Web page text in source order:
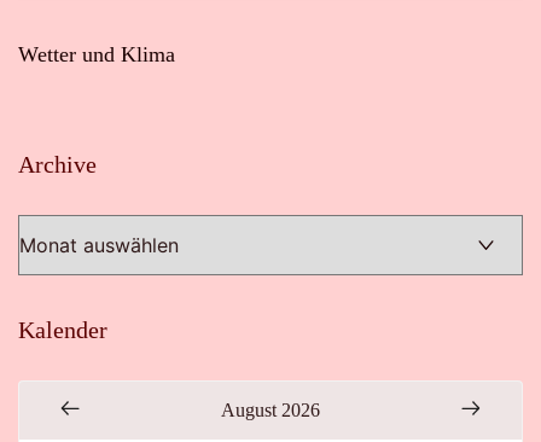
Wetter und Klima
Archive
Kalender
August 2026